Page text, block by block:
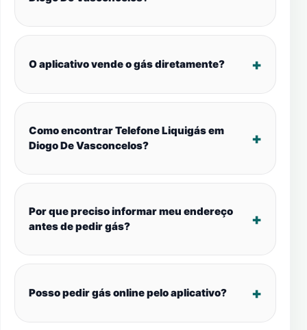
O aplicativo vende o gás diretamente?
Como encontrar Telefone Liquigás em
Diogo De Vasconcelos?
Por que preciso informar meu endereço
antes de pedir gás?
Posso pedir gás online pelo aplicativo?